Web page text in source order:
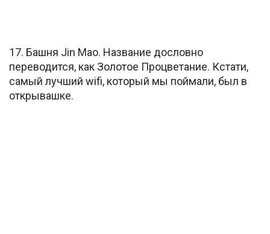
17. Башня Jin Mao. Название дословно
переводится, как Золотое Процветание. Кстати,
самый лучший wifi, который мы поймали, был в
открывашке.